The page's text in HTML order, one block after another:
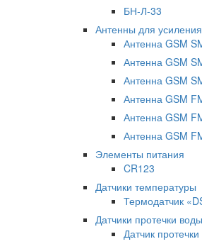
БН-Л-33
Антенны для
Антенна GSM
Антенна GSM
Антенна GSM
Антенна GSM
Антенна GSM
Антенна GSM
Элементы питания
CR123
Датчики температуры
Термодатчик
Датчики протечки воды
Датчик